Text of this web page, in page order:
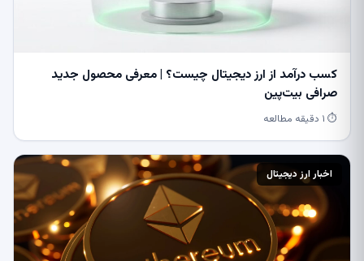
کسب درآمد از ارز دیجیتال چیست؟ | معرفی محصول جدید
صرافی بیت‌پین
⏱ ۱ دقیقه مطالعه
اخبار ارز دیجیتال